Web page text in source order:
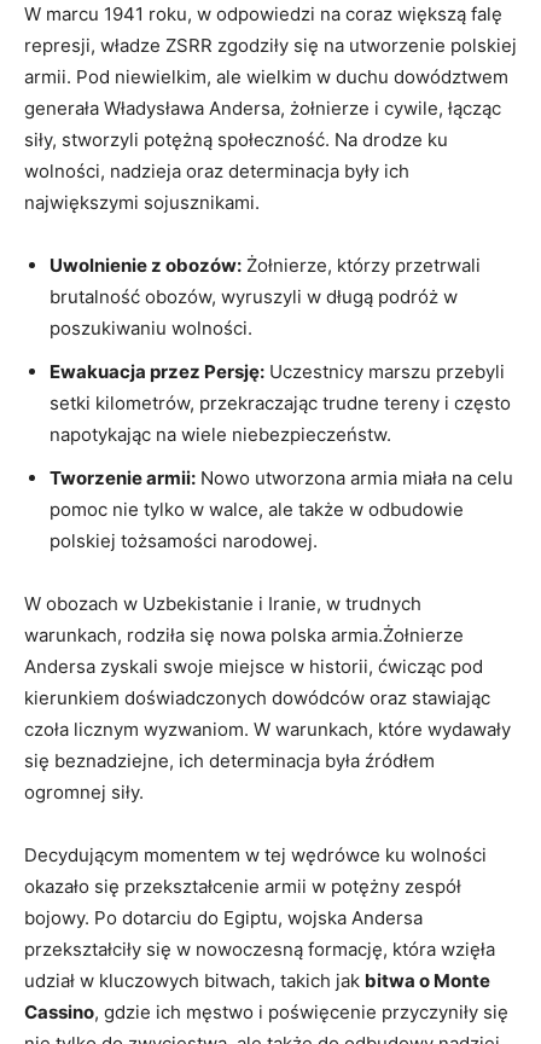
W marcu 1941 roku, w odpowiedzi na coraz większą falę
represji, władze ZSRR zgodziły się na utworzenie polskiej
armii. Pod niewielkim, ale wielkim w duchu dowództwem
generała Władysława Andersa, żołnierze i cywile, łącząc
siły, stworzyli potężną społeczność. Na drodze ku
wolności, nadzieja oraz determinacja były ich
największymi sojusznikami.
Uwolnienie z obozów: Żołnierze, którzy przetrwali
brutalność obozów, wyruszyli w długą podróż w
poszukiwaniu wolności.
Ewakuacja przez Persję: Uczestnicy marszu przebyli
setki kilometrów, przekraczając trudne tereny i często
napotykając na wiele niebezpieczeństw.
Tworzenie armii: Nowo utworzona armia miała na celu
pomoc nie tylko w walce, ale także w odbudowie
polskiej tożsamości narodowej.
W obozach w Uzbekistanie i Iranie, w trudnych
warunkach, rodziła się nowa polska armia.Żołnierze
Andersa zyskali swoje miejsce w historii, ćwicząc pod
kierunkiem doświadczonych dowódców oraz stawiając
czoła licznym wyzwaniom. W warunkach, które wydawały
się beznadziejne, ich determinacja była źródłem
ogromnej siły.
Decydującym momentem w tej wędrówce ku wolności
okazało się przekształcenie armii w potężny zespół
bojowy. Po dotarciu do Egiptu, wojska Andersa
przekształciły się w nowoczesną formację, która wzięła
udział w kluczowych bitwach, takich jak bitwa o Monte
Cassino, gdzie ich męstwo i poświęcenie przyczyniły się